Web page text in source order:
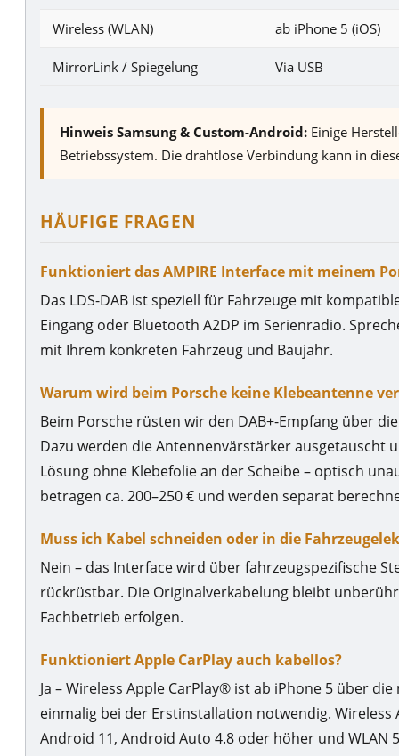
Wireless (WLAN) ab iPhone 5 (iOS)
MirrorLink / Spiegelung Via USB
Hinweis Samsung & Custom-Android: Einige
Betriebssystem. Die drahtlose Verbindung kann in
HÄUFIGE FRAGEN
Funktioniert das AMPIRE Interface mit meinem
Das LDS-DAB ist speziell für Fahrzeuge mit
Eingang oder Bluetooth A2DP im Serienradio.
mit Ihrem konkreten Fahrzeug und Baujahr.
Warum wird beim Porsche keine Klebeantenne
Beim Porsche rüsten wir den DAB+-Empfang über
Dazu werden die Antennenvärstärker ausgetauscht
Lösung ohne Klebefolie an der Scheibe – optisch
betragen ca. 200–250 € und werden separat
Muss ich Kabel schneiden oder in die
Nein – das Interface wird über fahrzeugspezifische
rückrüstbar. Die Originalverkabelung bleibt
Fachbetrieb erfolgen.
Funktioniert Apple CarPlay auch kabellos?
Ja – Wireless Apple CarPlay® ist ab iPhone 5 über
einmalig bei der Erstinstallation notwendig.
Android 11, Android Auto 4.8 oder höher und WLAN